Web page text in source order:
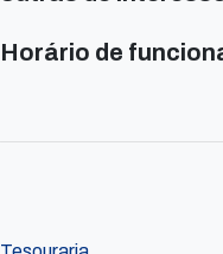
Horário de